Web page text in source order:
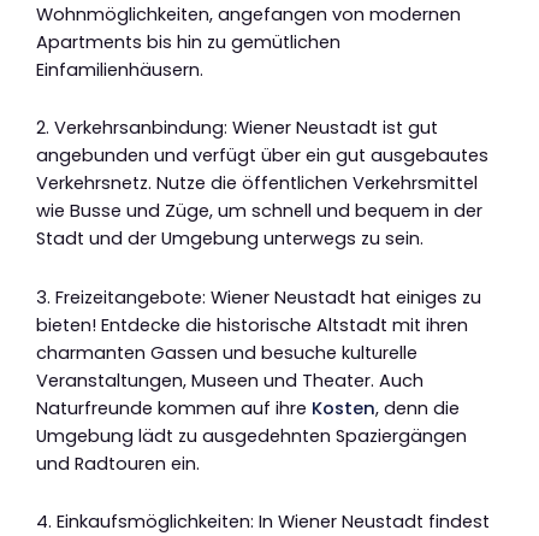
Wohnmöglichkeiten, angefangen von modernen
Apartments bis hin zu gemütlichen
Einfamilienhäusern.
2. Verkehrsanbindung: Wiener Neustadt ist gut
angebunden und verfügt über ein gut ausgebautes
Verkehrsnetz. Nutze die öffentlichen Verkehrsmittel
wie Busse und Züge, um schnell und bequem in der
Stadt und der Umgebung unterwegs zu sein.
3. Freizeitangebote: Wiener Neustadt hat einiges zu
bieten! Entdecke die historische Altstadt mit ihren
charmanten Gassen und besuche kulturelle
Veranstaltungen, Museen und Theater. Auch
Naturfreunde kommen auf ihre Kosten, denn die
Umgebung lädt zu ausgedehnten Spaziergängen
und Radtouren ein.
4. Einkaufsmöglichkeiten: In Wiener Neustadt findest